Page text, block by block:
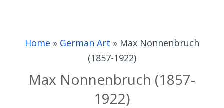
Home » German Art » Max Nonnenbruch
(1857-1922)
Max Nonnenbruch (1857-
1922)